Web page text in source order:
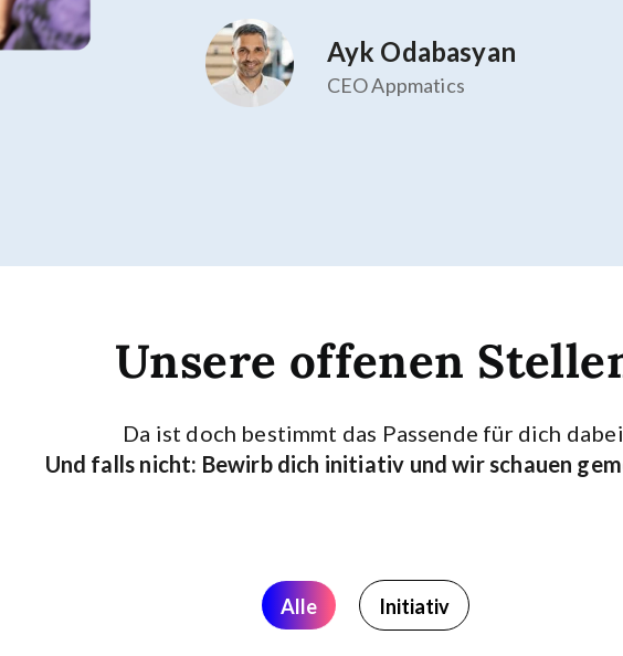
Ayk Odabasyan
CEO Appmatics
Unsere offenen
Da ist doch bestimmt das Passende für dich
Und falls nicht: Bewirb dich initiativ und wir schauen
Alle Initiativ